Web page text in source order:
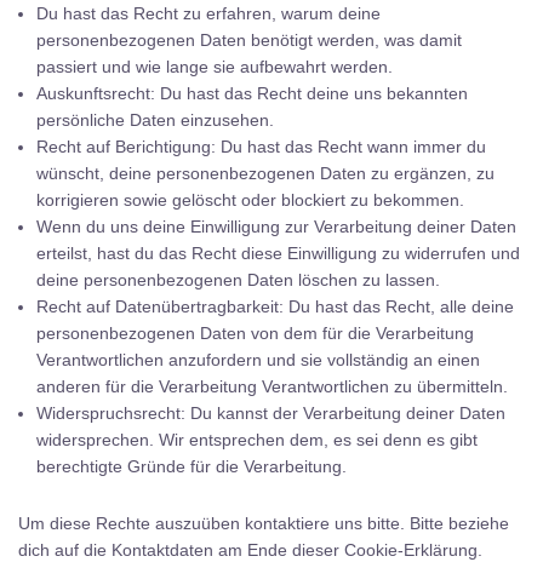
Du hast das Recht zu erfahren, warum deine
personenbezogenen Daten benötigt werden, was damit
passiert und wie lange sie aufbewahrt werden.
Auskunftsrecht: Du hast das Recht deine uns bekannten
persönliche Daten einzusehen.
Recht auf Berichtigung: Du hast das Recht wann immer du
wünscht, deine personenbezogenen Daten zu ergänzen, zu
korrigieren sowie gelöscht oder blockiert zu bekommen.
Wenn du uns deine Einwilligung zur Verarbeitung deiner Daten
erteilst, hast du das Recht diese Einwilligung zu widerrufen und
deine personenbezogenen Daten löschen zu lassen.
Recht auf Datenübertragbarkeit: Du hast das Recht, alle deine
personenbezogenen Daten von dem für die Verarbeitung
Verantwortlichen anzufordern und sie vollständig an einen
anderen für die Verarbeitung Verantwortlichen zu übermitteln.
Widerspruchsrecht: Du kannst der Verarbeitung deiner Daten
widersprechen. Wir entsprechen dem, es sei denn es gibt
berechtigte Gründe für die Verarbeitung.
Um diese Rechte auszuüben kontaktiere uns bitte. Bitte beziehe
dich auf die Kontaktdaten am Ende dieser Cookie-Erklärung.